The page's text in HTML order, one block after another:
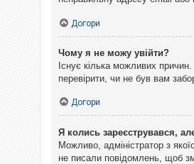
Догори
Чому я не можу увійти?
Існує кілька можливих
перевірити, чи не був вам
Догори
Я колись зареєструвався,
Можливо, адміністратор з
не писали повідомлень, щоб